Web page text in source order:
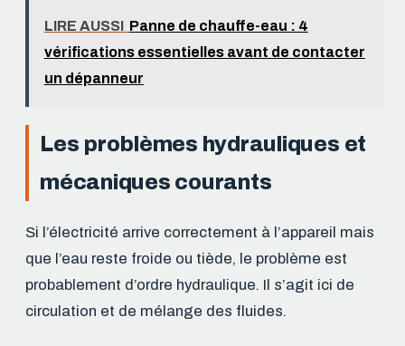
LIRE AUSSI Panne de chauffe-eau : 4
vérifications essentielles avant de contacter
un dépanneur
Les problèmes hydrauliques et
mécaniques courants
Si l’électricité arrive correctement à l’appareil mais
que l’eau reste froide ou tiède, le problème est
probablement d’ordre hydraulique. Il s’agit ici de
circulation et de mélange des fluides.